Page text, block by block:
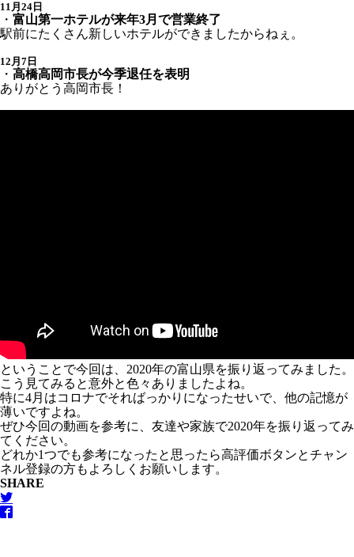
11月24日
・ 富山第一ホテルが来年3月で営業終了
駅前にたくさん新しいホテルができましたからねぇ。
12月7日
・ 高橋高岡市長が今季退任を表明
ありがとう高岡市長！
ということで今回は、2020年の富山県を振り返ってみました。
こう見てみると意外と色々ありましたよね。
特に4月はコロナでそればっかりになったせいで、他の記憶が
薄いですよね。
ぜひ今回の動画を参考に、友達や家族で2020年を振り返ってみ
てください。
どれか1つでも参考になったと思ったら高評価ボタンとチャン
ネル登録の方もよろしくお願いします。
SHARE